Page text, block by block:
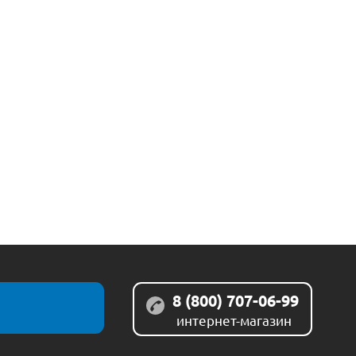
8 (800) 707-06-99
интернет-магазин